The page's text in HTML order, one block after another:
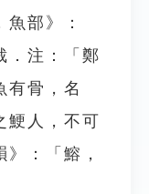
部》：
．注：「鄭
有骨，名
鯁人，不可
：「鰫，